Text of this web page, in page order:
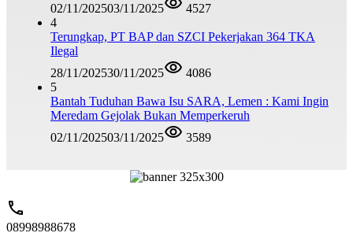
02/11/202503/11/2025
4527
4
Terungkap, PT BAP dan SZCI Pekerjakan 364 TKA
Ilegal
28/11/202530/11/2025
4086
5
Bantah Tuduhan Bawa Isu SARA, Lemen : Kami Ingin
Meredam Gejolak Bukan Memperkeruh
02/11/202503/11/2025 3589
08998988678